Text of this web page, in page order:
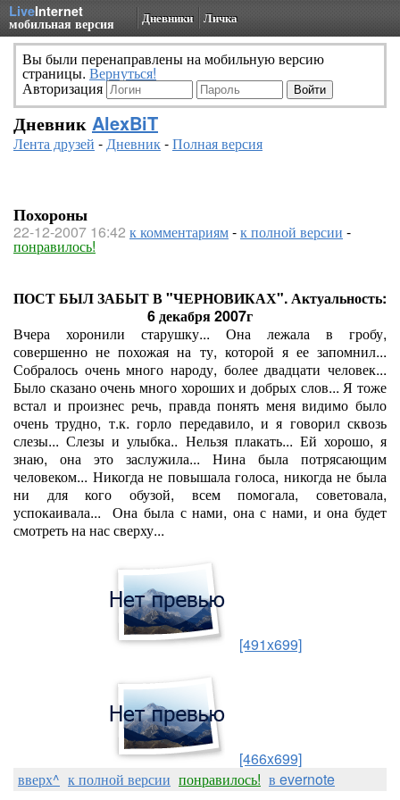
LiveInternet
мобильная версия Дневники Личка
Вы были перенаправлены на мобильную версию
страницы. Вернуться!
Авторизация
Дневник AlexBiT
Лента друзей -Дневник-Полная версия
Похороны
22-12-2007 16:42 к комментариям-к полной версии -
понравилось!
ПОСТ БЫЛ ЗАБЫТ В "ЧЕРНОВИКАХ". Актуальность:
6 декабря 2007г
Вчера хоронили старушку... Она лежала в гробу,
совершенно не похожая на ту, которой я ее запомнил...
Собралось очень много народу, более двадцати человек...
Было сказано очень много хороших и добрых слов... Я тоже
встал и произнес речь, правда понять меня видимо было
очень трудно, т.к. горло передавило, и я говорил сквозь
слезы... Слезы и улыбка.. Нельзя плакать... Ей хорошо, я
знаю, она это заслужила... Нина была потрясающим
человеком... Никогда не повышала голоса, никогда не была
ни для кого обузой, всем помогала, советовала,
успокаивала... Она была с нами, она с нами, и она будет
смотреть на нас сверху...
[491x699]
[466x699]
вверх^ к полной версии понравилось! в evernote